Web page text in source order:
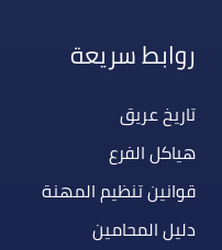
روابط سريعة
تاريخ عريق
هياكل الفرع
قوانين تنظيم المهنة
دليل المحامين